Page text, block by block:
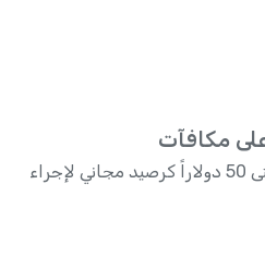
مكافآت
اكسب مكافآت سهلة تصل حتى 50 دولاراً كرصيد مجاني لإجراء